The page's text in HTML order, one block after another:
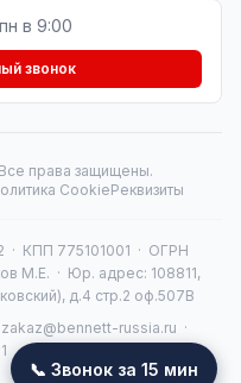
в 9:00
звонок
права защищены.
CookieРеквизиты
КПП 775101001 · ОГРН
М.Е. · Юр. адрес: 108811,
д.4 стр.2 оф.507В
zakaz@bennett-russia.ru ·
📞 Звонок за 15 мин